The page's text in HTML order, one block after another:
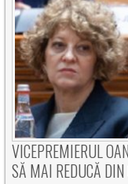
VICEPREMIERUL
SĂ MAI REDUCĂ